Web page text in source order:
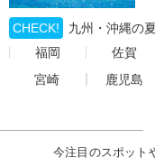
CHECK!
九州・沖縄の
福岡
佐賀
宮崎
鹿児島
今注目のスポット